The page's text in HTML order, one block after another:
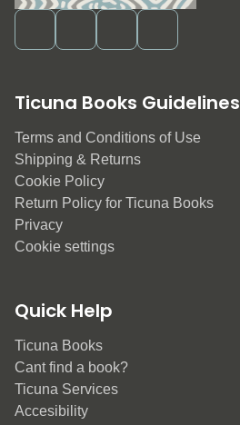
Ticuna Books Guidelines
Terms and Conditions of Use
Shipping & Returns
Cookie Policy
Return Policy for Ticuna Books
Privacy
Cookie settings
Quick Help
Ticuna Books
Cant find a book?
Ticuna Services
Accesibility